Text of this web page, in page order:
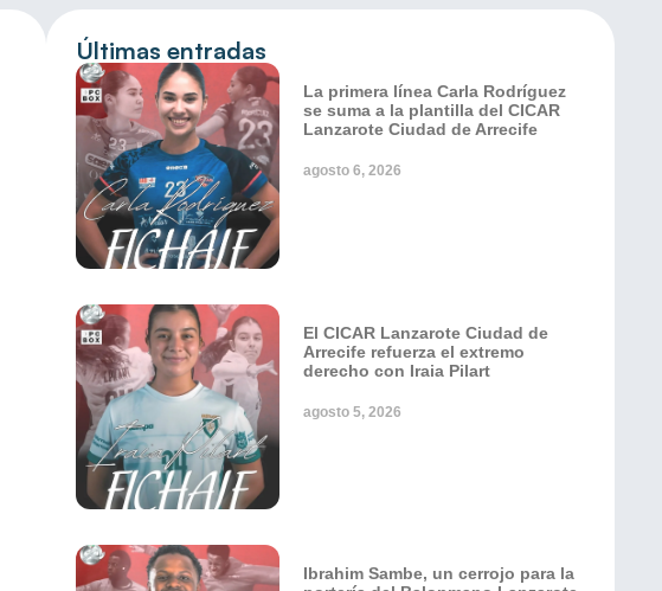
Últimas entradas
La primera línea Carla Rodríguez
se suma a la plantilla del CICAR
Lanzarote Ciudad de Arrecife
agosto 6, 2026
El CICAR Lanzarote Ciudad de
Arrecife refuerza el extremo
derecho con Iraia Pilart
agosto 5, 2026
Ibrahim Sambe, un cerrojo para la